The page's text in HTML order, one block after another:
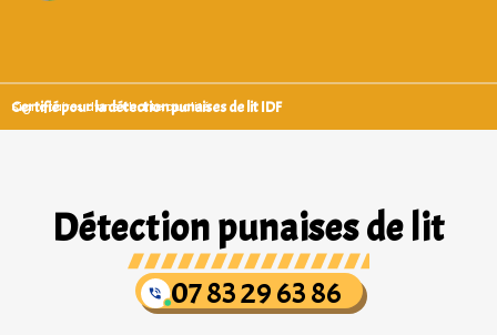
Certifié pour la détection punaises de lit IDF
Signataires d’une charte qualité
Détection punaises de lit
07 83 29 63 86